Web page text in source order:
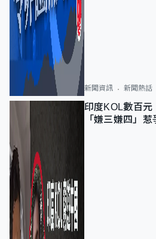
新聞資訊 新聞熱話
印度KOL數百
「嫌三嫌四」